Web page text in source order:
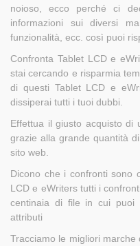
noioso, ecco perché ci
informazioni sui diversi
funzionalità, ecc. così puoi
Confronta Tablet LCD e
stai cercando e risparmia
di questi Tablet LCD e
dissiperai tutti i tuoi dubbi.
Effettua il giusto acquisto di
grazie alla grande quantità
sito web.
Dicono che i confronti sono
LCD e eWriters tutti i
centinaia di file in cui puoi
attributi
Tracciamo le migliori